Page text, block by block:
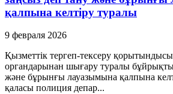
қалпына келтіру туралы
9 февраля 2026
Қызметтік тергеп-тексеру
органдарынан шығару туралы
және бұрынғы лауазымына қалпына
қаласы полиция депар...